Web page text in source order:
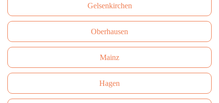
Gelsenkirchen
Oberhausen
Mainz
Hagen